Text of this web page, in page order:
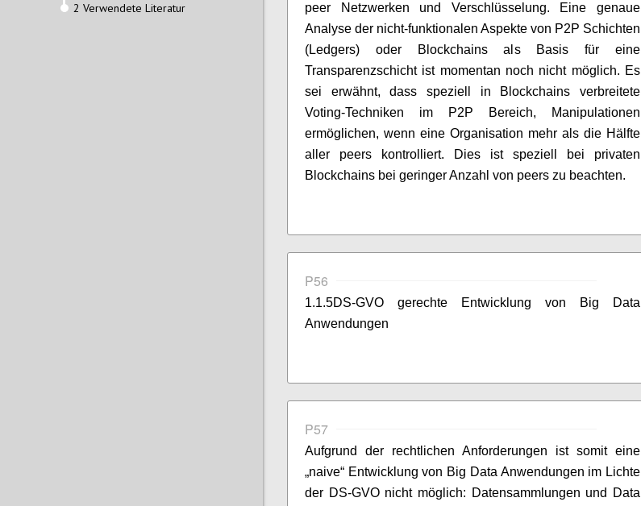
2 Verwendete Literatur
peer Netzwerken und Verschlüsselung. Eine genaue
Analyse der nicht-funktionalen Aspekte von P2P Schichten
(Ledgers) oder Blockchains als Basis für eine
Transparenzschicht ist momentan noch nicht möglich. Es
sei erwähnt, dass speziell in Blockchains verbreitete
Voting-Techniken im P2P Bereich, Manipulationen
ermöglichen, wenn eine Organisation mehr als die Hälfte
aller peers kontrolliert. Dies ist speziell bei privaten
Blockchains bei geringer Anzahl von peers zu beachten.
P56
1.1.5DS-GVO gerechte Entwicklung von Big Data
Anwendungen
P57
Aufgrund der rechtlichen Anforderungen ist somit eine
„naive“ Entwicklung von Big Data Anwendungen im Lichte
der DS-GVO nicht möglich: Datensammlungen und Data